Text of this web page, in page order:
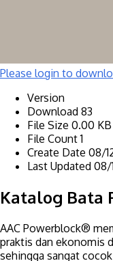
Please login to
Version
Download 83
File Size 0.00 KB
File Count1
Create Date 08/
Last Updated 08/
Katalog Bata
AAC Powerblock®
praktis dan ekonomis
sehingga sangat